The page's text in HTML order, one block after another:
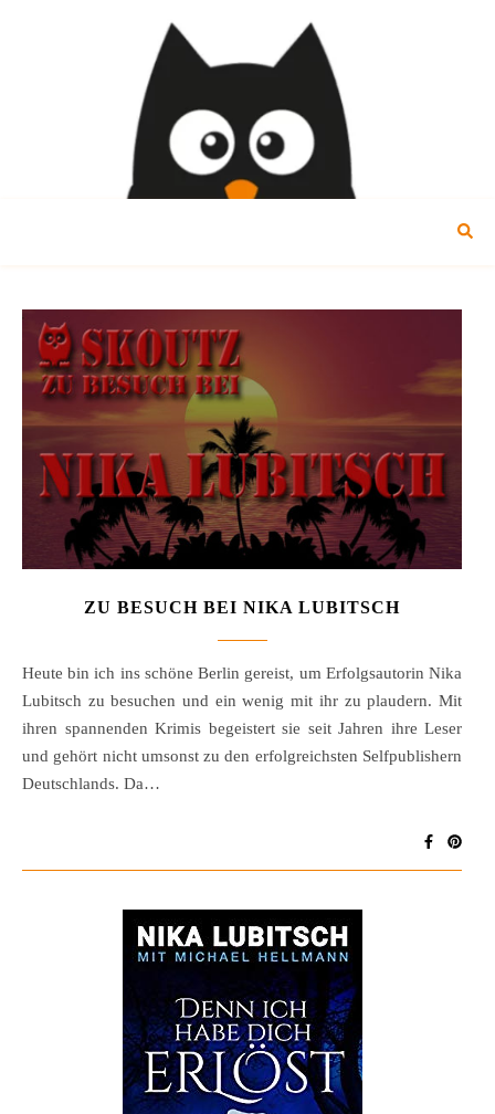
ZU BESUCH BEI NIKA LUBITSCH
Heute bin ich ins schöne Berlin gereist, um Erfolgsautorin Nika
Lubitsch zu besuchen und ein wenig mit ihr zu plaudern. Mit
ihren spannenden Krimis begeistert sie seit Jahren ihre Leser
und gehört nicht umsonst zu den erfolgreichsten Selfpublishern
Deutschlands. Da…